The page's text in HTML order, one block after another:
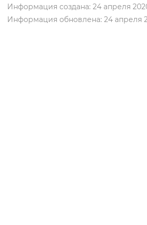
Информация создана: 24 апреля
Информация обновлена: 24 апреля